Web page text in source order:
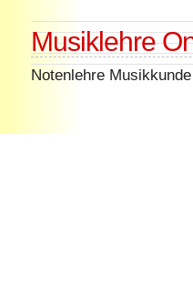
content
Musiklehre
Notenlehre Musikkunde